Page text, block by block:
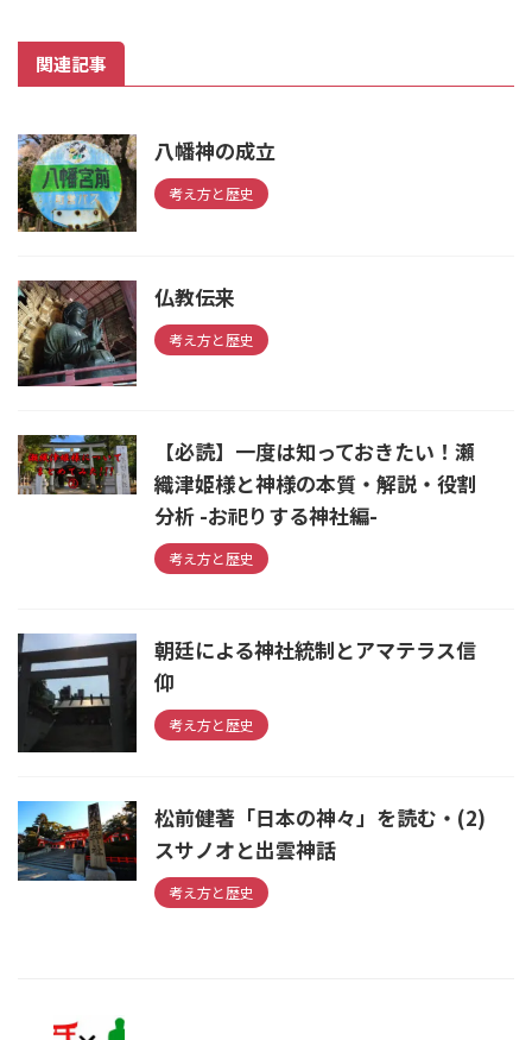
関連記事
八幡神の成立
考え方と歴史
仏教伝来
考え方と歴史
【必読】一度は知っておきたい！瀬
織津姫様と神様の本質・解説・役割
分析 -お祀りする神社編-
考え方と歴史
朝廷による神社統制とアマテラス信
仰
考え方と歴史
松前健著「日本の神々」を読む・(2)
スサノオと出雲神話
考え方と歴史